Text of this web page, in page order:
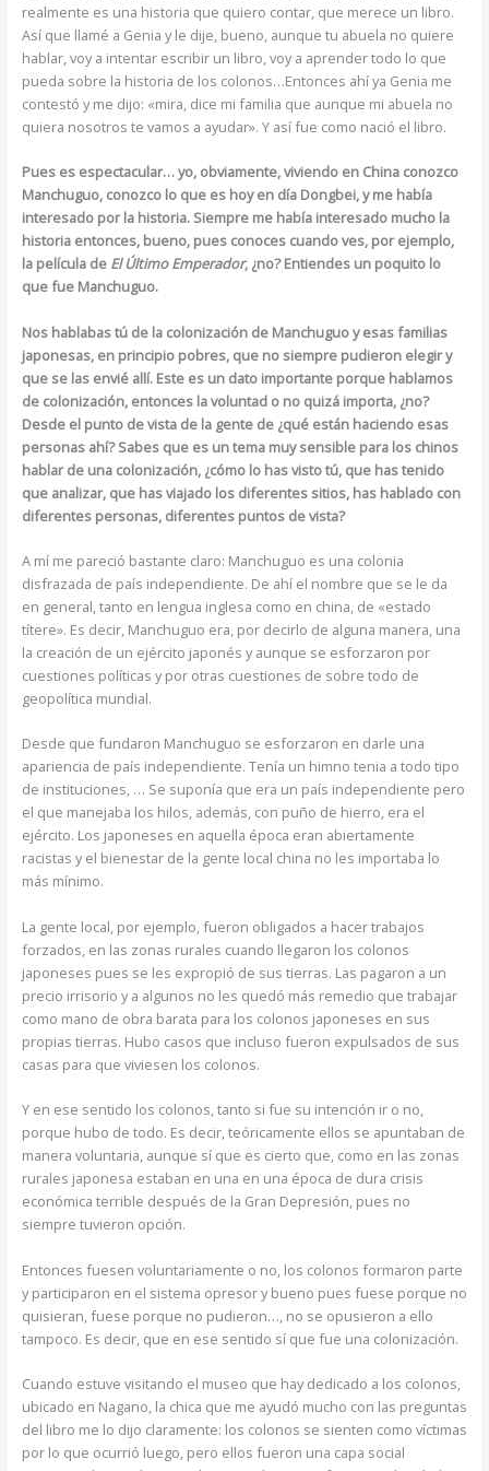
realmente es una historia que quiero contar, que merece un libro.
Así que llamé a Genia y le dije, bueno, aunque tu abuela no quiere
hablar, voy a intentar escribir un libro, voy a aprender todo lo que
pueda sobre la historia de los colonos…Entonces ahí ya Genia me
contestó y me dijo: «mira, dice mi familia que aunque mi abuela no
quiera nosotros te vamos a ayudar». Y así fue como nació el libro.
Pues es espectacular… yo, obviamente, viviendo en China conozco
Manchuguo, conozco lo que es hoy en día Dongbei, y me había
interesado por la historia. Siempre me había interesado mucho la
historia entonces, bueno, pues conoces cuando ves, por ejemplo,
la película de El Último Emperador, ¿no? Entiendes un poquito lo
que fue Manchuguo.
Nos hablabas tú de la colonización de Manchuguo y esas familias
japonesas, en principio pobres, que no siempre pudieron elegir y
que se las envié allí. Este es un dato importante porque hablamos
de colonización, entonces la voluntad o no quizá importa, ¿no?
Desde el punto de vista de la gente de ¿qué están haciendo esas
personas ahí? Sabes que es un tema muy sensible para los chinos
hablar de una colonización, ¿cómo lo has visto tú, que has tenido
que analizar, que has viajado los diferentes sitios, has hablado con
diferentes personas, diferentes puntos de vista?
A mí me pareció bastante claro: Manchuguo es una colonia
disfrazada de país independiente. De ahí el nombre que se le da
en general, tanto en lengua inglesa como en china, de «estado
títere». Es decir, Manchuguo era, por decirlo de alguna manera, una
la creación de un ejército japonés y aunque se esforzaron por
cuestiones políticas y por otras cuestiones de sobre todo de
geopolítica mundial.
Desde que fundaron Manchuguo se esforzaron en darle una
apariencia de país independiente. Tenía un himno tenia a todo tipo
de instituciones, … Se suponía que era un país independiente pero
el que manejaba los hilos, además, con puño de hierro, era el
ejército. Los japoneses en aquella época eran abiertamente
racistas y el bienestar de la gente local china no les importaba lo
más mínimo.
La gente local, por ejemplo, fueron obligados a hacer trabajos
forzados, en las zonas rurales cuando llegaron los colonos
japoneses pues se les expropió de sus tierras. Las pagaron a un
precio irrisorio y a algunos no les quedó más remedio que trabajar
como mano de obra barata para los colonos japoneses en sus
propias tierras. Hubo casos que incluso fueron expulsados de sus
casas para que viviesen los colonos.
Y en ese sentido los colonos, tanto si fue su intención ir o no,
porque hubo de todo. Es decir, teóricamente ellos se apuntaban de
manera voluntaria, aunque sí que es cierto que, como en las zonas
rurales japonesa estaban en una en una época de dura crisis
económica terrible después de la Gran Depresión, pues no
siempre tuvieron opción.
Entonces fuesen voluntariamente o no, los colonos formaron parte
y participaron en el sistema opresor y bueno pues fuese porque no
quisieran, fuese porque no pudieron…, no se opusieron a ello
tampoco. Es decir, que en ese sentido sí que fue una colonización.
Cuando estuve visitando el museo que hay dedicado a los colonos,
ubicado en Nagano, la chica que me ayudó mucho con las preguntas
del libro me lo dijo claramente: los colonos se sienten como víctimas
por lo que ocurrió luego, pero ellos fueron una capa social